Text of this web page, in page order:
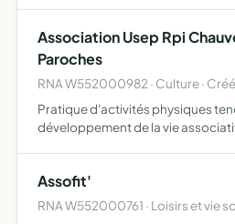
pendant la g…
Association Usep Rpi
Paroches
RNA W552000982 · Culture ·
Pratique d'activités physiques
développement de la vie
Assofit'
RNA W552000761 · Loisirs et vie